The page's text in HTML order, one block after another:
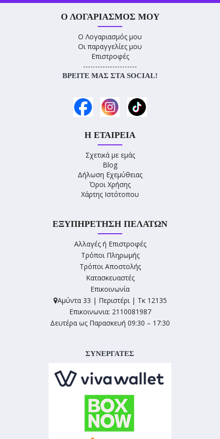
Ο ΛΟΓΑΡΙΑΣΜΌΣ ΜΟΥ
Ο Λογαριασμός μου
Οι παραγγελίες μου
Επιστροφές
----------------------
ΒΡΕΊΤΕ ΜΑΣ ΣΤΑ SOCIAL!
Η ΕΤΑΙΡΕΊΑ
Σχετικά με εμάς
Blog
Δήλωση Εχεμύθειας
Όροι Χρήσης
Χάρτης Ιστότοπου
ΕΞΥΠΗΡΈΤΗΣΗ ΠΕΛΑΤΏΝ
Αλλαγές ή Επιστροφές
Τρόποι Πληρωμής
Τρόποι Αποστολής
Κατασκευαστές
Επικοινωνία
Αμύντα 33 | Περιστέρι | Τκ 12135
Επικοινωνια: 2110081987
Δευτέρα ως Παρασκευή 09:30 – 17:30
ΣΥΝΕΡΓΑΤΕΣ